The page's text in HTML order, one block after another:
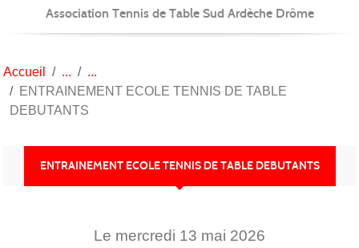
Association Tennis de Table Sud Ardèche Drôme
Accueil
ENTRAINEMENT ECOLE TENNIS DE TABLE
DEBUTANTS
ENTRAINEMENT ECOLE TENNIS DE TABLE DEBUTANTS
Le mercredi 13 mai 2026